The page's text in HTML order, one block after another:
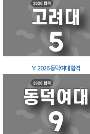
🏅 2026 동덕여대 합격